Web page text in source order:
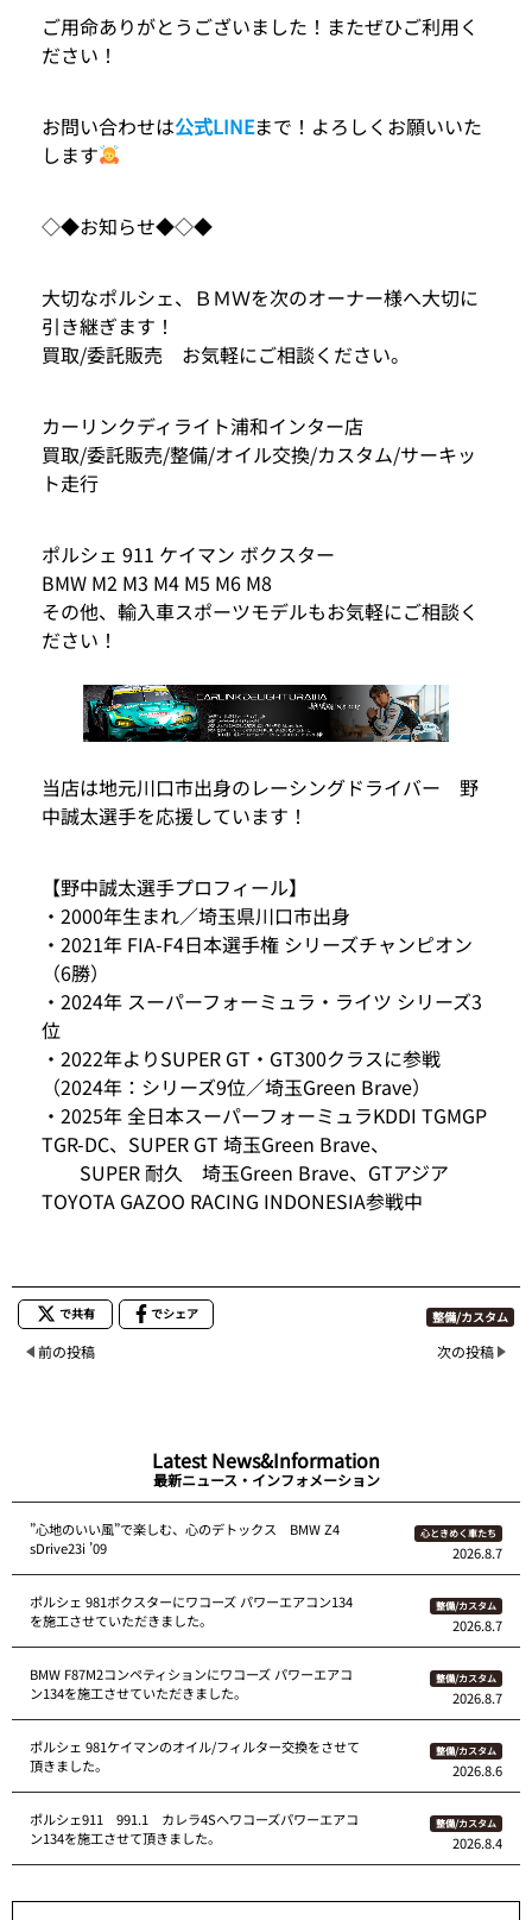
ご用命ありがとうございました！またぜひご利用く
ださい！
お問い合わせは公式LINEまで！よろしくお願いいた
します
◇◆お知らせ◆◇◆
大切なポルシェ、ＢＭＷを次のオーナー様へ大切に
引き継ぎます！
買取/委託販売 お気軽にご相談ください。
カーリンクディライト浦和インター店
買取/委託販売/整備/オイル交換/カスタム/サーキッ
ト走行
ポルシェ 911 ケイマン ボクスター
BMW M2 M3 M4 M5 M6 M8
その他、輸入車スポーツモデルもお気軽にご相談く
ださい！
当店は地元川口市出身のレーシングドライバー 野
中誠太選手を応援しています！
【野中誠太選手プロフィール】
・2000年生まれ／埼玉県川口市出身
・2021年 FIA-F4日本選手権 シリーズチャンピオン
（6勝）
・2024年 スーパーフォーミュラ・ライツ シリーズ3
位
・2022年よりSUPER GT・GT300クラスに参戦
（2024年：シリーズ9位／埼玉Green Brave）
・2025年 全日本スーパーフォーミュラKDDI TGMGP
TGR-DC、SUPER GT 埼玉Green Brave、
SUPER 耐久 埼玉Green Brave、GTアジア
TOYOTA GAZOO RACING INDONESIA参戦中
で共有 でシェア 整備/カスタム
前の投稿 次の投稿
Latest News&Information
最新ニュース・インフォメーション
”心地のいい風”で楽しむ、心のデトックス BMW Z4
sDrive23i ’09
心ときめく車たち
2026.8.7
ポルシェ 981ボクスターにワコーズ パワーエアコン134
を施工させていただきました。
整備/カスタム
2026.8.7
BMW F87M2コンペティションにワコーズ パワーエアコ
ン134を施工させていただきました。
整備/カスタム
2026.8.7
ポルシェ 981ケイマンのオイル/フィルター交換をさせて
頂きました。
整備/カスタム
2026.8.6
ポルシェ911 991.1 カレラ4Sへワコーズパワーエアコ
ン134を施工させて頂きました。
整備/カスタム
2026.8.4